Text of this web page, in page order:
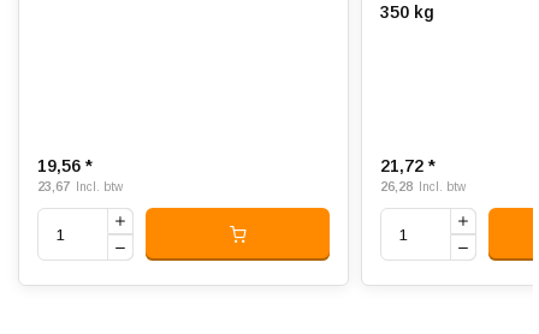
19,56 *
23,67 Incl. btw
350 kg
21,72 *
26,28 Incl. btw